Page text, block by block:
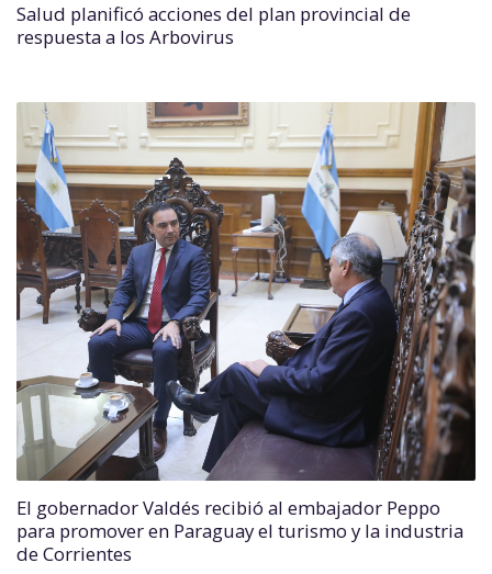
Salud planificó acciones del plan provincial de
respuesta a los Arbovirus
El gobernador Valdés recibió al embajador Peppo
para promover en Paraguay el turismo y la industria
de Corrientes